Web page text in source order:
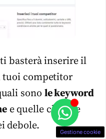
basterà inserire il
tuoi competitor
sono le keyword
e quelle che a te
debole.
Gestione cookie